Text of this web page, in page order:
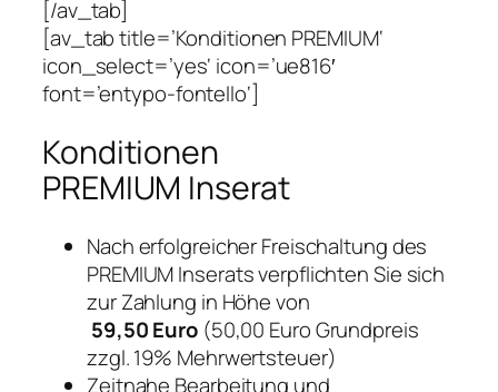
[/av_tab]
[av_tab title=’Konditionen PREMIUM‘
icon_select=’yes‘ icon=’ue816′
font=’entypo-fontello‘]
Konditionen
PREMIUM Inserat
Nach erfolgreicher Freischaltung des
PREMIUM Inserats verpflichten Sie sich
zur Zahlung in Höhe von
59,50 Euro(50,00 Euro Grundpreis
zzgl. 19% Mehrwertsteuer)
Zeitnahe Bearbeitung und